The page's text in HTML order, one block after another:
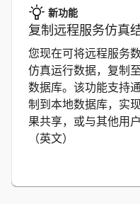
新功能
复制远程服务仿真
您现在可将远程服务
仿真运行数据，复制
数据库。该功能支持
制到本地数据库，实
果共享，或与其他用
（英文）